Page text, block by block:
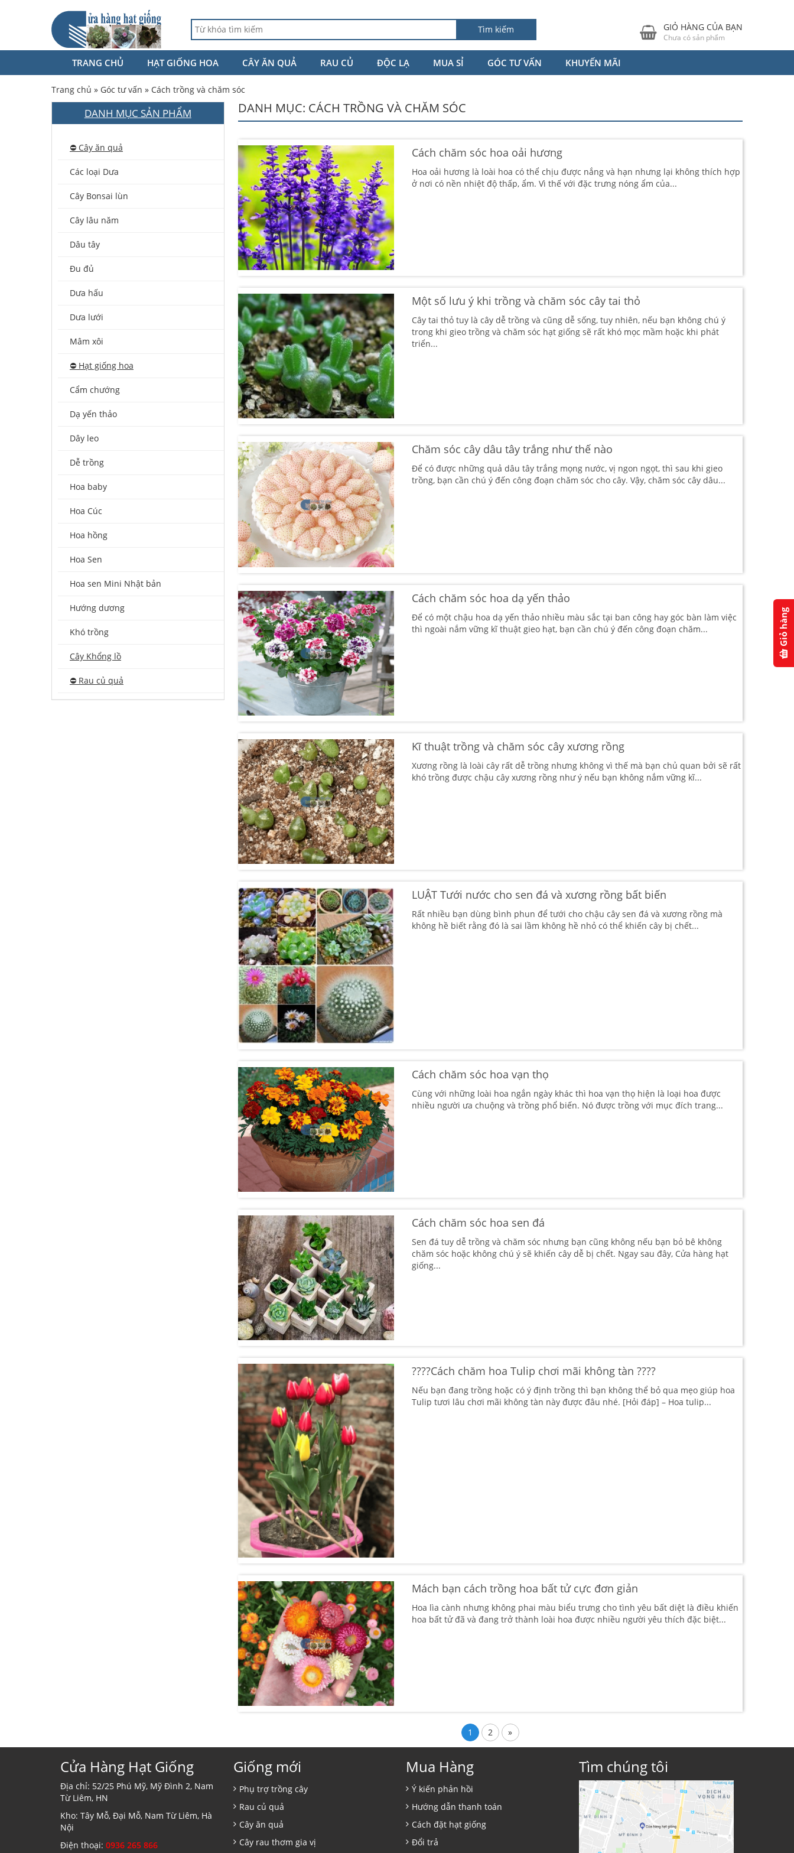
Tìm kiếm GIỎ HÀNG CỦA BẠN
Chưa có sản phẩm
TRANG CHỦ HẠT GIỐNG HOA CÂY ĂN QUẢ RAU CỦ ĐỘC LẠ MUA SỈ GÓC TƯ VẤN KHUYẾN MÃI
Trang chủ » Góc tư vấn » Cách trồng và chăm sóc
DANH MỤC: CÁCH TRỒNG VÀ CHĂM SÓC
Cách chăm sóc hoa oải hương
Hoa oải hương là loài hoa có thể chịu được nắng và hạn nhưng lại không thích hợp
ở nơi có nền nhiệt độ thấp, ẩm. Vì thế với đặc trưng nóng ẩm của...
Một số lưu ý khi trồng và chăm sóc cây tai thỏ
Cây tai thỏ tuy là cây dễ trồng và cũng dễ sống, tuy nhiên, nếu bạn không chú ý
trong khi gieo trồng và chăm sóc hạt giống sẽ rất khó mọc mầm hoặc khi phát
triển...
Chăm sóc cây dâu tây trắng như thế nào
Để có được những quả dâu tây trắng mọng nước, vị ngon ngọt, thì sau khi gieo
trồng, bạn cần chú ý đến công đoạn chăm sóc cho cây. Vậy, chăm sóc cây dâu...
Cách chăm sóc hoa dạ yến thảo
Để có một chậu hoa dạ yến thảo nhiều màu sắc tại ban công hay góc bàn làm việc
thì ngoài nắm vững kĩ thuật gieo hạt, bạn cần chú ý đến công đoạn chăm...
Kĩ thuật trồng và chăm sóc cây xương rồng
Xương rồng là loài cây rất dễ trồng nhưng không vì thế mà bạn chủ quan bởi sẽ rất
khó trồng được chậu cây xương rồng như ý nếu bạn không nắm vững kĩ...
LUẬT Tưới nước cho sen đá và xương rồng bất biến
Rất nhiều bạn dùng bình phun để tưới cho chậu cây sen đá và xương rồng mà
không hề biết rằng đó là sai lầm không hề nhỏ có thể khiến cây bị chết...
Cách chăm sóc hoa vạn thọ
Cùng với những loài hoa ngắn ngày khác thì hoa vạn thọ hiện là loại hoa được
nhiều người ưa chuộng và trồng phổ biến. Nó được trồng với mục đích trang...
Cách chăm sóc hoa sen đá
Sen đá tuy dễ trồng và chăm sóc nhưng bạn cũng không nếu bạn bỏ bê không
chăm sóc hoặc không chú ý sẽ khiến cây dễ bị chết. Ngay sau đây, Cửa hàng hạt
giống...
????Cách chăm hoa Tulip chơi mãi không tàn ????
Nếu bạn đang trồng hoặc có ý định trồng thì bạn không thể bỏ qua mẹo giúp hoa
Tulip tươi lâu chơi mãi không tàn này được đâu nhé. [Hỏi đáp] – Hoa tulip...
Mách bạn cách trồng hoa bất tử cực đơn giản
Hoa lìa cành nhưng không phai màu biểu trưng cho tình yêu bất diệt là điều khiến
hoa bất tử đã và đang trở thành loài hoa được nhiều người yêu thích đặc biệt...
1 2 »
DANH MỤC SẢN PHẨM
⛔️ Cây ăn quả
Các loại Dưa
Cây Bonsai lùn
Cây lâu năm
Dâu tây
Đu đủ
Dưa hấu
Dưa lưới
Mâm xôi
⛔️ Hạt giống hoa
Cẩm chướng
Dạ yến thảo
Dây leo
Dễ trồng
Hoa baby
Hoa Cúc
Hoa hồng
Hoa Sen
Hoa sen Mini Nhật bản
Hướng dương
Khó trồng
Cây Khổng lồ
⛔️ Rau củ quả
Cửa Hàng Hạt Giống
Địa chỉ: 52/25 Phú Mỹ, Mỹ Đình 2, Nam
Từ Liêm, HN
Kho: Tây Mỗ, Đại Mỗ, Nam Từ Liêm, Hà
Nội
Điện thoại: 0936 265 866
Giống mới
Phụ trợ trồng cây
Rau củ quả
Cây ăn quả
Cây rau thơm gia vị
Mua Hàng
Ý kiến phản hồi
Hướng dẫn thanh toán
Cách đặt hạt giống
Đổi trả
Tìm chúng tôi
Giỏ hàng